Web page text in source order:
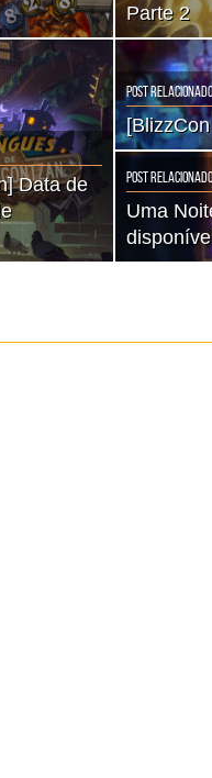
Parte 2
Data de
Post Relacionado
Post Relacionado
Uma